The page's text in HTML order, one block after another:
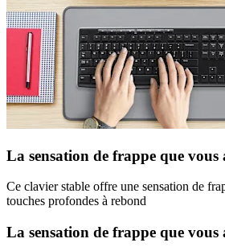
La sensation de frappe que vous
Ce clavier stable offre une sensation de
touches profondes à rebond
La sensation de frappe que vous